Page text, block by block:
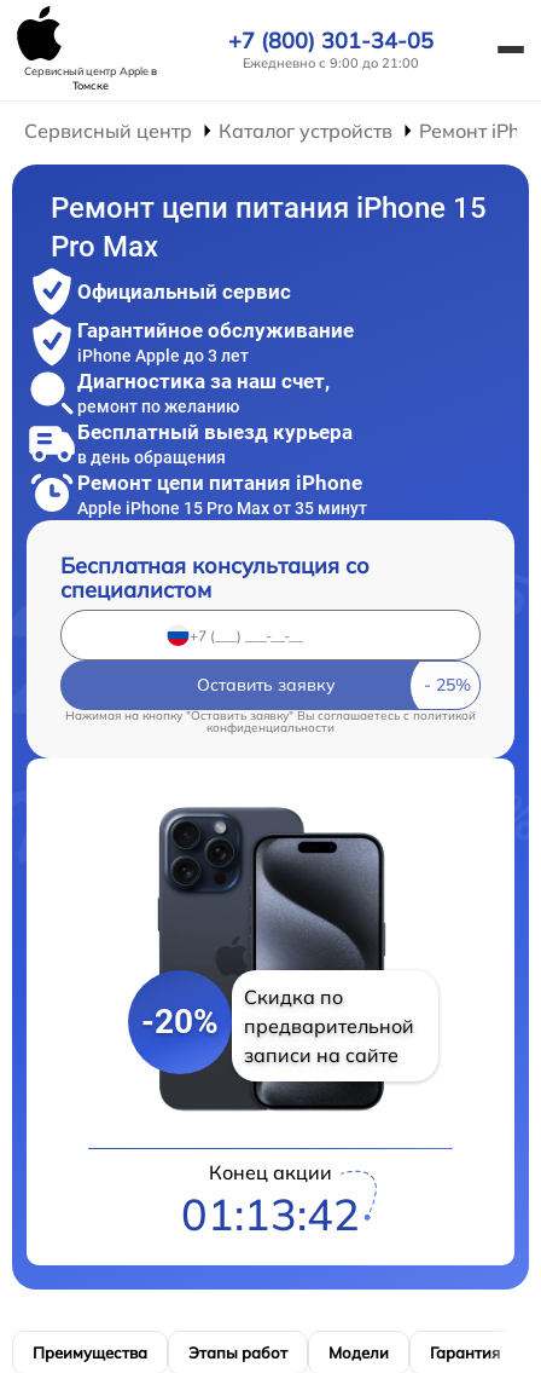
Сервисный центр Appleв
Томске
+7 (800) 301-34-05
Ежедневно с 9:00 до 21:00
Сервисный центр Каталог устройств Ремонт
Ремонт цепи питания iPhone 15
Pro Max
Официальный сервис
Гарантийное обслуживание
iPhone Apple до 3 лет
Диагностика за наш счет,
ремонт по желанию
Бесплатный выезд курьера
в день обращения
Ремонт цепи питания iPhone
Apple iPhone 15 Pro Max от 35 минут
Бесплатная консультация со
специалистом
Оставить заявку
Нажимая на кнопку "Оставить заявку" Вы соглашаетесь cполитикой
конфиденциальности
-20%
Скидка по
предварительной
записи на сайте
Конец акции
01:13:41
Преимущества Этапы работ Модели Гарантия